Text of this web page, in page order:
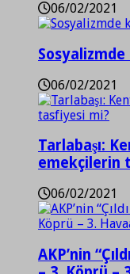
06/02/2021
06/02/2021
Tarlabaşı:
emekçilerin
06/02/2021
AKP’nin